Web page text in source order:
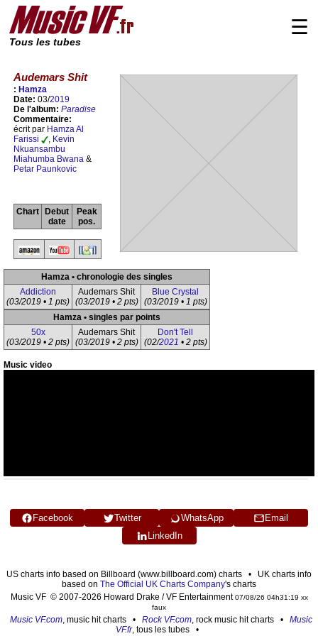
Tous les tubes
☰
Audemars Shit
: Hamza
Date: 03/2019
De l'album: Paradise
Commentaire:
écrit par Hamza Al
Farissi
, Kevin
Nkuansambu
Miahumba Bwana &
Petar Paunkovic
Chart
Debut
date
Peak
pos.
Hamza • chronologie des singles
Addiction
(03/2019 • 1 pts)
Audemars Shit
(03/2019 • 2 pts)
Blue Crystal
(03/2019 • 1 pts)
Hamza • singles par points
50x
(03/2019 • 2 pts)
Audemars Shit
(03/2019 • 2 pts)
Don't Tell
(02/2021 • 2 pts)
Music video
Facebook Twitter WhatsApp
Email
LinkedIn
US charts info based on Billboard (www.billboard.com) charts • UK charts info
based on The Official UK Charts Company's charts
Music VF © 2007-2026 Howard Drake / VF Entertainment07/08/26 04h31:19 xx
faux
Music VF.com, music hit charts • Rock VF.com, rock music hit charts • Music
VF.fr, tous les tubes •